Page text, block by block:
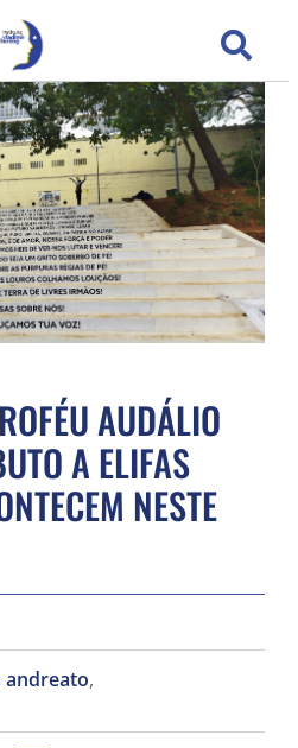
AUDÁLIO
A ELIFAS
NESTE
andreato,